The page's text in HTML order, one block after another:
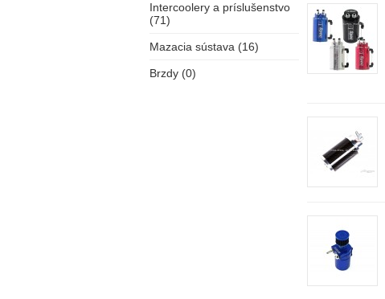
Intercoolery a príslušenstvo
(71)
Mazacia sústava (16)
Brzdy (0)